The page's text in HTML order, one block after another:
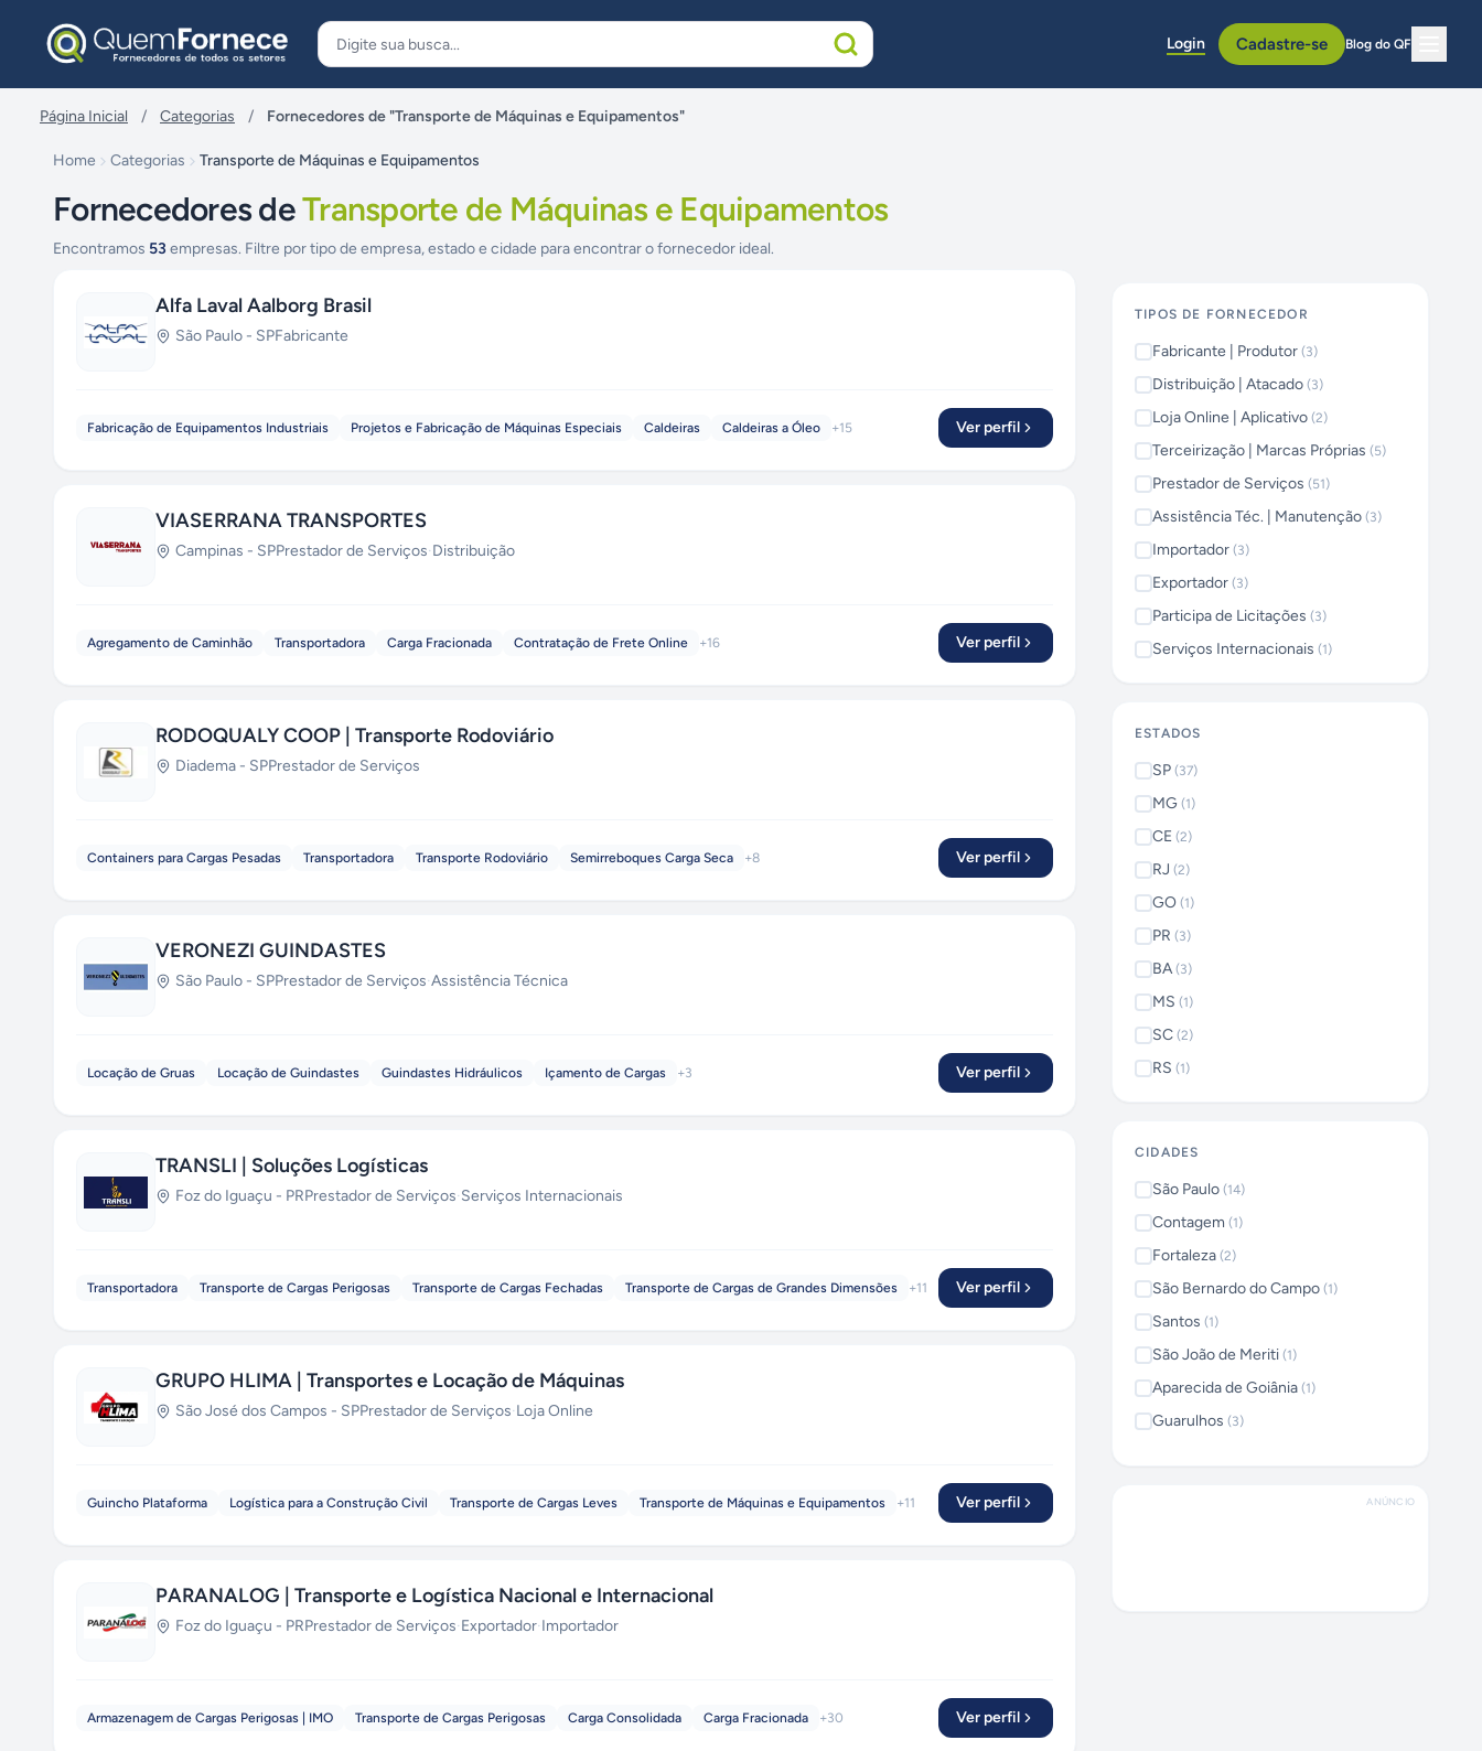
Login Cadastre-se Blog do QF
Página Inicial / Categorias / Fornecedores de "Transporte de Máquinas e Equipamentos"
Home Categorias Transporte de Máquinas e Equipamentos
Fornecedores deTransporte de Máquinas e Equipamentos
Encontramos 53 empresas. Filtre por tipo de empresa, estado e cidade para encontrar o fornecedor ideal.
Alfa Laval Aalborg Brasil
São Paulo - SPFabricante
Fabricação de Equipamentos Industriais Projetos e Fabricação de Máquinas Especiais Caldeiras Caldeiras a Óleo +15 Ver perfil
VIASERRANA TRANSPORTES
Campinas - SPPrestador de Serviços·Distribuição
Agregamento de Caminhão Transportadora Carga Fracionada Contratação de Frete Online +16 Ver perfil
RODOQUALY COOP | Transporte Rodoviário
Diadema - SPPrestador de Serviços
Containers para Cargas Pesadas Transportadora Transporte Rodoviário Semirreboques Carga Seca +8 Ver perfil
VERONEZI GUINDASTES
São Paulo - SPPrestador de Serviços·Assistência Técnica
Locação de Gruas Locação de Guindastes Guindastes Hidráulicos Içamento de Cargas +3 Ver perfil
TRANSLI | Soluções Logísticas
Foz do Iguaçu - PRPrestador de Serviços·Serviços Internacionais
Transportadora Transporte de Cargas Perigosas Transporte de Cargas Fechadas Transporte de Cargas de Grandes Dimensões +11 Ver perfil
GRUPO HLIMA | Transportes e Locação de Máquinas
São José dos Campos - SPPrestador de Serviços·Loja Online
Guincho Plataforma Logística para a Construção Civil Transporte de Cargas Leves Transporte de Máquinas e Equipamentos +11 Ver perfil
PARANALOG | Transporte e Logística Nacional e Internacional
Foz do Iguaçu - PRPrestador de Serviços·Exportador·Importador
Armazenagem de Cargas Perigosas | IMO Transporte de Cargas Perigosas Carga Consolidada Carga Fracionada +30 Ver perfil
TIPOS DE FORNECEDOR
Fabricante | Produtor (3)
Distribuição | Atacado (3)
Loja Online | Aplicativo (2)
Terceirização | Marcas Próprias (5)
Prestador de Serviços (51)
Assistência Téc. | Manutenção (3)
Importador (3)
Exportador (3)
Participa de Licitações (3)
Serviços Internacionais (1)
ESTADOS
SP (37)
MG (1)
CE (2)
RJ (2)
GO (1)
PR (3)
BA (3)
MS (1)
SC (2)
RS (1)
CIDADES
São Paulo (14)
Contagem (1)
Fortaleza (2)
São Bernardo do Campo (1)
Santos (1)
São João de Meriti (1)
Aparecida de Goiânia (1)
Guarulhos (3)
ANÚNCIO